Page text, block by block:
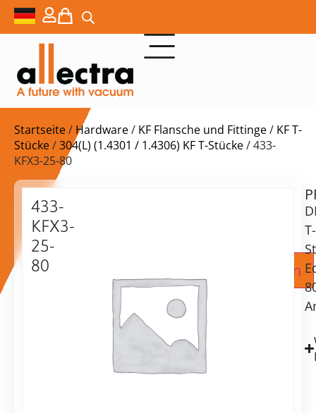
Startseite/ Hardware/ KF Flansche und Fittinge/ KF T-
Stücke/304(L) (1.4301 / 1.4306) KF T-Stücke/ 433-
KFX3-25-80
433-
KFX3-
25-
80
auf
Anfrage
Zur Angebotsanfrage hinzufügen
T-